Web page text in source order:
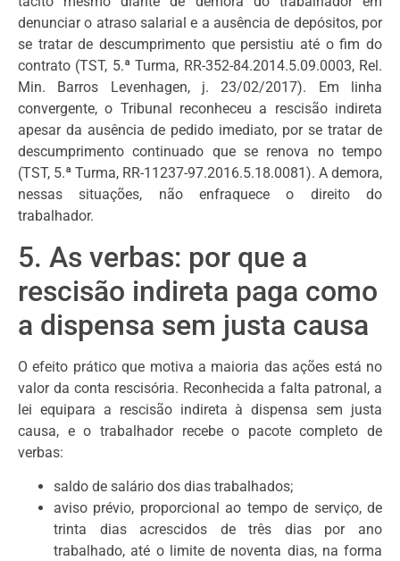
denunciar o atraso salarial e a ausência de depósitos, por
se tratar de descumprimento que persistiu até o fim do
contrato (TST, 5.ª Turma, RR-352-84.2014.5.09.0003, Rel.
Min. Barros Levenhagen, j. 23/02/2017). Em linha
convergente, o Tribunal reconheceu a rescisão indireta
apesar da ausência de pedido imediato, por se tratar de
descumprimento continuado que se renova no tempo
(TST, 5.ª Turma, RR-11237-97.2016.5.18.0081). A demora,
nessas situações, não enfraquece o direito do
trabalhador.
5. As verbas: por que a
rescisão indireta paga como
a dispensa sem justa causa
O efeito prático que motiva a maioria das ações está no
valor da conta rescisória. Reconhecida a falta patronal, a
lei equipara a rescisão indireta à dispensa sem justa
causa, e o trabalhador recebe o pacote completo de
verbas:
saldo de salário dos dias trabalhados;
aviso prévio, proporcional ao tempo de serviço, de
trinta dias acrescidos de três dias por ano
trabalhado, até o limite de noventa dias, na forma